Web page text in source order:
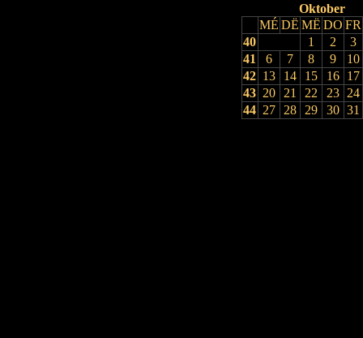
Oktober
MÉ DË MË DO FR
40
1 2
3
41
6 7 8 9
10
42 13 14 15 16
17
43 20 21 22 23
24
44 27 28 29 30 31